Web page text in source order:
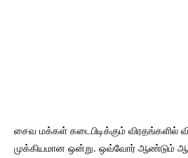
சைவ மக்கள் கடைபிடிக்கும் விரதங்களில்
முக்கியமான ஒன்று. ஒவ்வோர் ஆண்டும்